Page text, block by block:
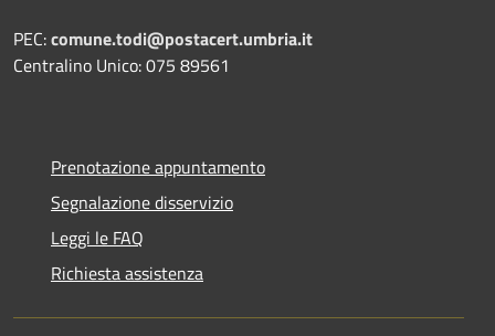
PEC:comune.todi@postacert.umbria.it
Centralino Unico: 075 89561
Prenotazione appuntamento
Segnalazione disservizio
Leggi le FAQ
Richiesta assistenza